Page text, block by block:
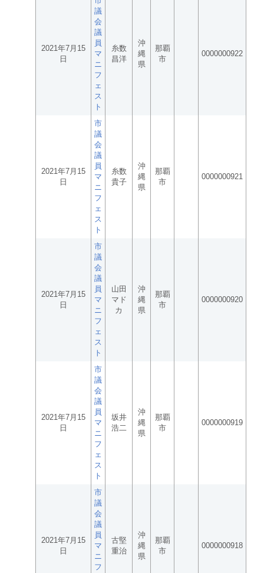
2021年7月15
日
議
会
議
員
マ
ニ
フ
ェ
ス
ト
糸数
昌洋
沖
縄
県
那覇
市
0000000922
2021年7月15
日
市
議
会
議
員
マ
ニ
フ
ェ
ス
ト
糸数
貴子
沖
縄
県
那覇
市
0000000921
2021年7月15
日
市
議
会
議
員
マ
ニ
フ
ェ
ス
ト
山田
マド
カ
沖
縄
県
那覇
市
0000000920
2021年7月15
日
市
議
会
議
員
マ
ニ
フ
ェ
ス
ト
坂井
浩二
沖
縄
県
那覇
市
0000000919
2021年7月15
日
市
議
会
議
員
マ
ニ
フ
古堅
重治
沖
縄
県
那覇
市
0000000918